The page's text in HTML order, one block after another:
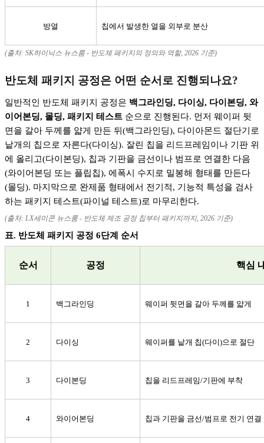
방열 칩에서 발생한 열을 외부로 분산
(출처: SK하이닉스 뉴스룸 - 반도체 패키지의 정의와 역할, 2026 기준)
반도체 패키지 공정은 어떤 순서로 진행되나요?
일반적인 반도체 패키지 공정은 백그라인딩, 다이싱, 다이본딩, 와
이어본딩, 몰딩, 패키지 테스트 순으로 진행된다. 먼저 웨이퍼 뒷
면을 갈아 두께를 얇게 만든 뒤 (백그라인딩), 다이아몬드 절단기로
낱개의 칩으로 자른다(다이싱). 잘린 칩을 리드프레임이나 기판 위
에 올리고(다이본딩), 칩과 기판을 금선이나 범프로 연결한 다음
(와이어본딩 또는 플립칩), 에폭시 수지로 밀봉해 형태를 만든다
(몰딩). 마지막으로 완제품 형태에서 전기적, 기능적 특성을 검사
하는 패키지 테스트(파이널 테스트)로 마무리한다.
(출처: LX세미콘 뉴스룸 - 반도체 제조 공정 칩부터 패키지까지, 2026 기준)
표. 반도체 패키지 공정 6단계 순서
순서 공정 핵심
1 백그라인딩 웨이퍼 뒷면을 갈아 두께를 얇게
2 다이싱 웨이퍼를 낱개 칩(다이)으로 절단
3 다이본딩 칩을 리드프레임/기판에 부착
4 와이어본딩 칩과 기판을 금선/범프로 전기 연결